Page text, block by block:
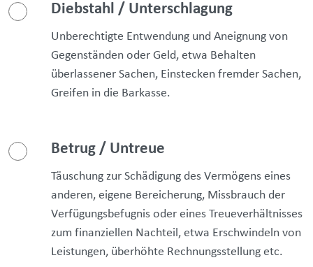
Diebstahl / Unterschlagung
Unberechtigte Entwendung und Aneignung von
Gegenständen oder Geld, etwa Behalten
überlassener Sachen, Einstecken fremder Sachen,
Greifen in die Barkasse.
Betrug / Untreue
Täuschung zur Schädigung des Vermögens eines
anderen, eigene Bereicherung, Missbrauch der
Verfügungsbefugnis oder eines Treueverhältnisses
zum finanziellen Nachteil, etwa Erschwindeln von
Leistungen, überhöhte Rechnungsstellung etc.